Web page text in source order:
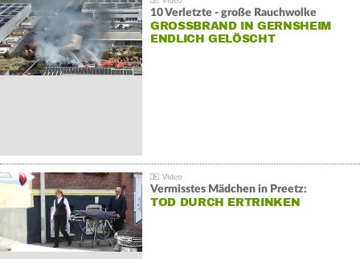
10 Verletzte - große Rauchwolke
GROSSBRAND IN GERNSHEIM E
NDLICH GELÖSCHT
Vermisstes Mädchen in Preetz:
TOD DURCH ERTRINKEN